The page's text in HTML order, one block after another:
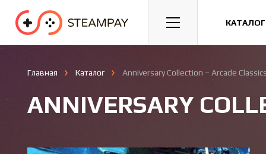
Спорт Гонки Казуальные
Главная Каталог Anniversary Collection – Arcade
ANNIVERSARY